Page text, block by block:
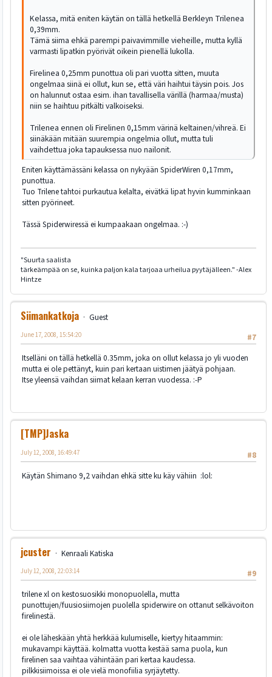
Kelassa, mitä eniten käytän on tällä hetkellä Berkleyn Trilenea
0,39mm.
Tämä siima ehkä parempi paivavimmille vieheille, mutta kyllä
varmasti lipatkin pyörivät oikein pienellä lukolla.
Firelinea 0,25mm punottua oli pari vuotta sitten, muuta
ongelmaa siinä ei ollut, kun se, että väri haihtui täysin pois. Jos
on halunnut ostaa esim. ihan tavallisella värillä (harmaa/musta)
niin se haihtuu pitkälti valkoiseksi.
Trilenea ennen oli Firelinen 0,15mm värinä keltainen/vihreä. Ei
siinäkään mitään suurempia ongelmia ollut, mutta tuli
vaihdettua joka tapauksessa nuo nailonit.
Eniten käyttämässäni kelassa on nykyään SpiderWiren 0,17mm,
punottua.
Tuo Trilene tahtoi purkautua kelalta, eivätkä lipat hyvin kumminkaan
sitten pyörineet.
Tässä Spiderwiressä ei kumpaakaan ongelmaa. :-)
"Suurta saalista
tärkeämpää on se, kuinka paljon kala tarjoaa urheilua pyytäjälleen." -Alex
Hintze
Siimankatkoja
Guest
#7
June 17, 2008, 15:54:20
Itselläni on tällä hetkellä 0.35mm, joka on ollut kelassa jo yli vuoden
mutta ei ole pettänyt, kuin pari kertaan uistimen jäätyä pohjaan.
Itse yleensä vaihdan siimat kelaan kerran vuodessa. :-P
[TMP]Jaska
#8
July 12, 2008, 16:49:47
Käytän Shimano 9,2 vaihdan ehkä sitte ku käy vähiin :lol:
jcuster
Kenraali Katiska
#9
July 12, 2008, 22:03:14
trilene xl on kestosuosikki monopuolella, mutta
punottujen/fuusiosiimojen puolella spiderwire on ottanut selkävoiton
firelinestä.
ei ole läheskään yhtä herkkää kulumiselle, kiertyy hitaammin:
mukavampi käyttää. kolmatta vuotta kestää sama puola, kun
firelinen saa vaihtaa vähintään pari kertaa kaudessa.
pilkkisiimoissa ei ole vielä monofiilia syrjäytetty.